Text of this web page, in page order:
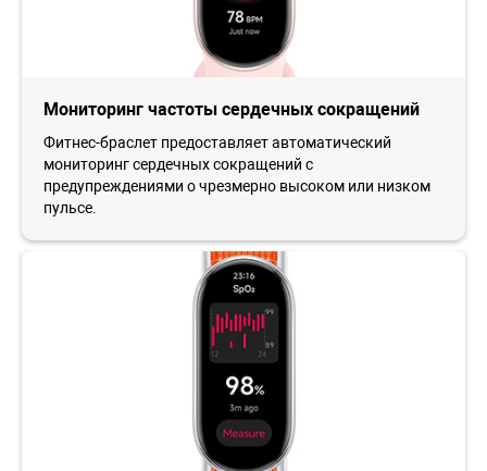
Мониторинг частоты сердечных сокращений
Фитнес-браслет предоставляет автоматический
мониторинг сердечных сокращений с
предупреждениями о чрезмерно высоком или низком
пульсе.